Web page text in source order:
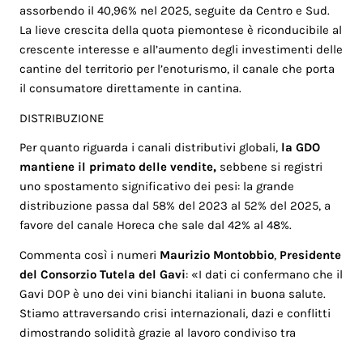
assorbendo il 40,96% nel 2025, seguite da Centro e Sud.
La lieve crescita della quota piemontese è riconducibile al
crescente interesse e all’aumento degli investimenti delle
cantine del territorio per l’enoturismo, il canale che porta
il consumatore direttamente in cantina.
DISTRIBUZIONE
Per quanto riguarda i canali distributivi globali, la GDO
mantiene il primato delle vendite, sebbene si registri
uno spostamento significativo dei pesi: la grande
distribuzione passa dal 58% del 2023 al 52% del 2025, a
favore del canale Horeca che sale dal 42% al 48%.
Commenta così i numeri Maurizio Montobbio, Presidente
del Consorzio Tutela del Gavi: «I dati ci confermano che il
Gavi DOP è uno dei vini bianchi italiani in buona salute.
Stiamo attraversando crisi internazionali, dazi e conflitti
dimostrando solidità grazie al lavoro condiviso tra